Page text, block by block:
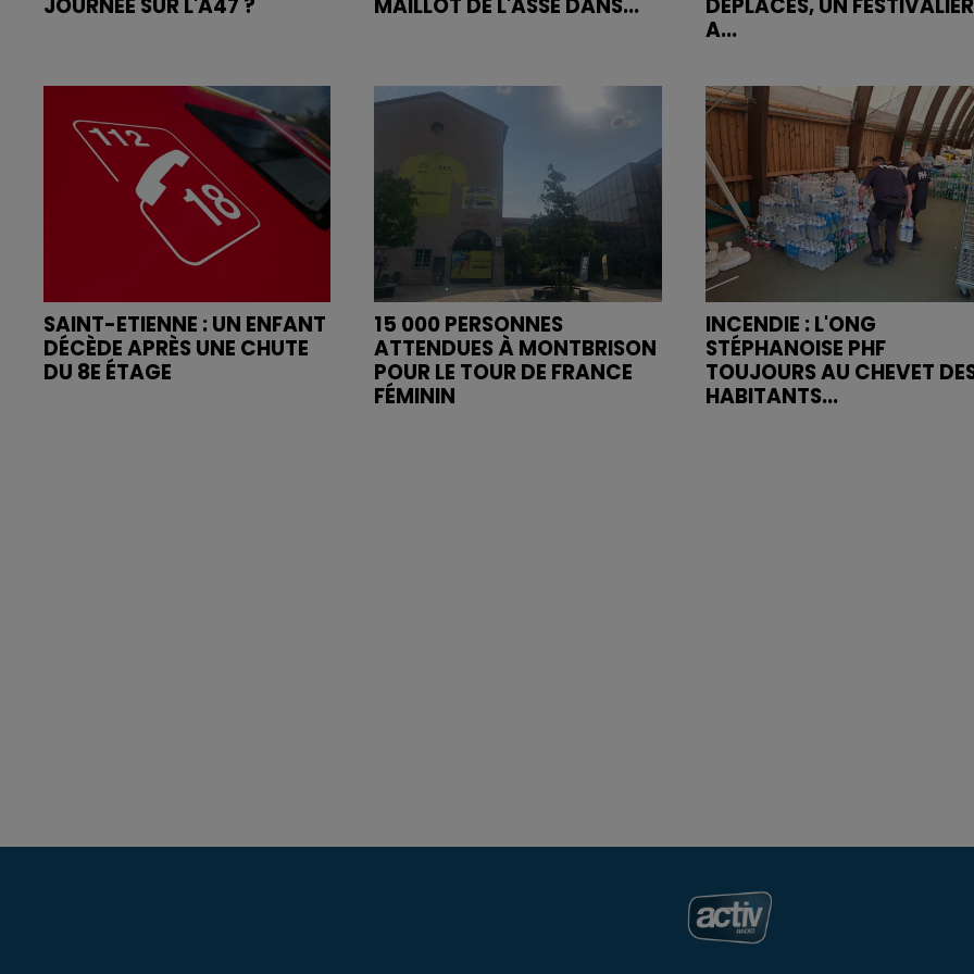
JOURNÉE SUR L'A47 ? MAILLOT DE L'ASSE DANS...
DÉPLACÉS, UN FESTIVALIER
A...
SAINT-ETIENNE : UN ENFANT
DÉCÈDE APRÈS UNE CHUTE
DU 8E ÉTAGE
15 000 PERSONNES
ATTENDUES À MONTBRISON
POUR LE TOUR DE FRANCE
FÉMININ
INCENDIE : L'ONG
STÉPHANOISE PHF
TOUJOURS AU CHEVET
HABITANTS...